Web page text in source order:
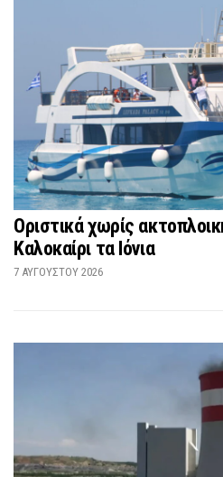
Οριστικά χωρίς
Καλοκαίρι τα Ιόνια
7 ΑΥΓΟΎΣΤΟΥ 2026